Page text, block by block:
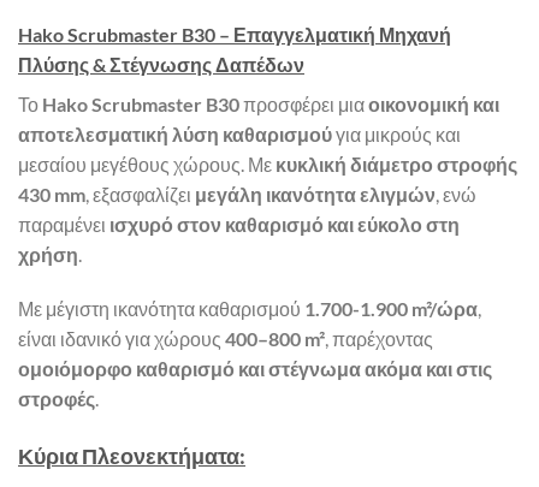
Hako Scrubmaster B30 – Επαγγελματική Μηχανή
Πλύσης & Στέγνωσης Δαπέδων
Το Hako Scrubmaster B30προσφέρει μιαοικονομική και
αποτελεσματική λύση καθαρισμούγια μικρούς και
μεσαίου μεγέθους χώρους. Με κυκλική διάμετρο στροφής
430 mm , εξασφαλίζει μεγάλη ικανότητα ελιγμών , ενώ
παραμένει ισχυρό στον καθαρισμό και εύκολο στη
χρήση
Με μέγιστη ικανότητα καθαρισμού 1.700-1.900 m²/ώρα,
είναι ιδανικό για χώρους 400–800 m², παρέχοντας
ομοιόμορφο καθαρισμό και στέγνωμα ακόμα και στις
στροφές.
Κύρια Πλεονεκτήματα: